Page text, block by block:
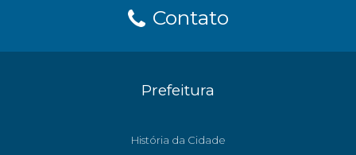
Contato
Prefeitura
História da Cidade